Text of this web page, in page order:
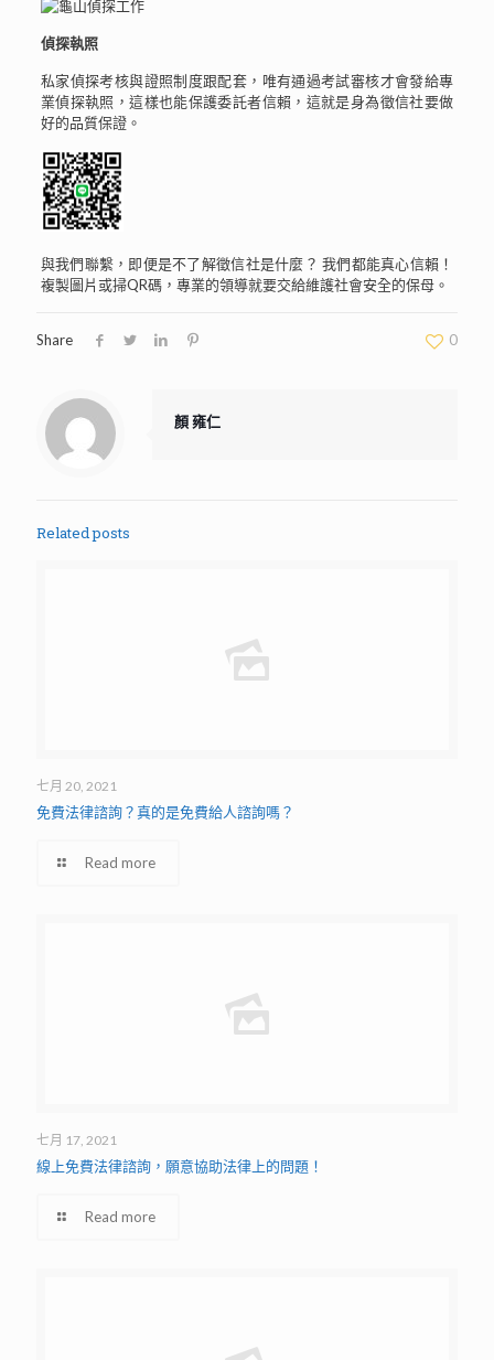
偵探執照
私家偵探考核與證照制度跟配套，唯有通過考試審核才會發給專
業偵探執照，這樣也能保護委託者信賴，這就是身為徵信社要做
好的品質保證。
與我們聯繫，即便是不了解徵信社是什麼？ 我們都能真心信賴！
複製圖片或掃QR碼，專業的領導就要交給維護社會安全的保母。
Share 0
顏 雍仁
Related posts
七月 20, 2021
免費法律諮詢？真的是免費給人諮詢嗎？
Read more
七月 17, 2021
線上免費法律諮詢，願意協助法律上的問題！
Read more